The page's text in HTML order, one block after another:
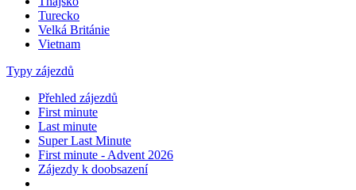
Turecko
Velká Británie
Vietnam
Typy zájezdů
Přehled zájezdů
First minute
Last minute
Super Last Minute
First minute - Advent 2026
Zájezdy k doobsazení